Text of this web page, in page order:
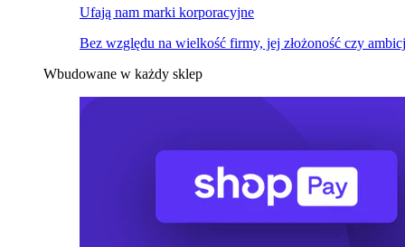
Ufają nam marki korporacyjne
Bez względu na wielkość firmy, jej złożoność czy
Wbudowane w każdy sklep